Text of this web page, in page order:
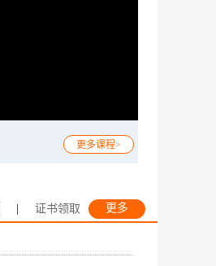
更多课程>
证书领取 更多